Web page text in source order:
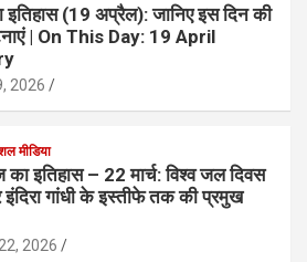
(19 अप्रैल): जानिए इस दिन की
| On This Day: 19 April
2026
मीडिया
इतिहास – 22 मार्च: विश्व जल दिवस
गांधी के इस्तीफे तक की प्रमुख
2026